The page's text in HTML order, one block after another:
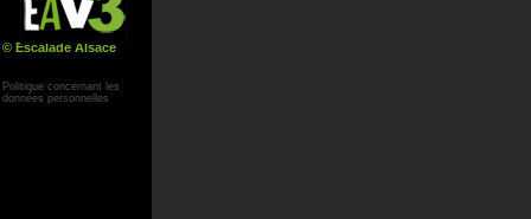
© Escalade Alsace
Politique concernant les
données personnelles